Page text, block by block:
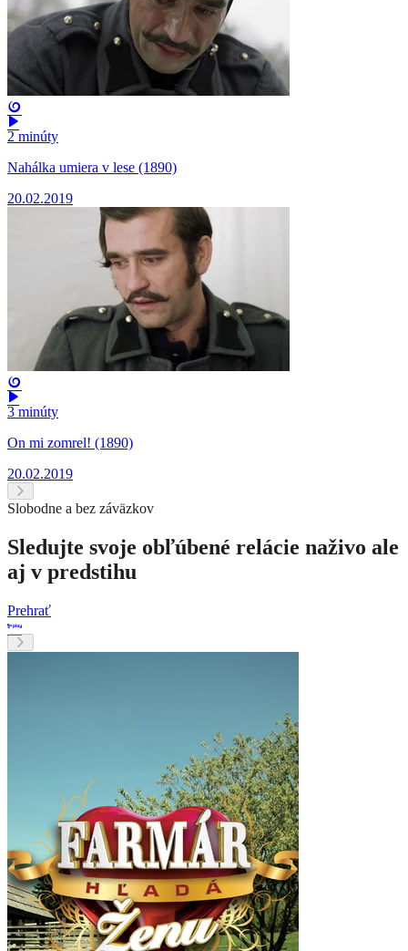
2 minúty
Nahálka umiera v lese (1890)
20.02.2019
3 minúty
On mi zomrel! (1890)
20.02.2019
Slobodne a bez záväzkov
Sledujte svoje obľúbené relácie naživo ale
aj v predstihu
Prehrať